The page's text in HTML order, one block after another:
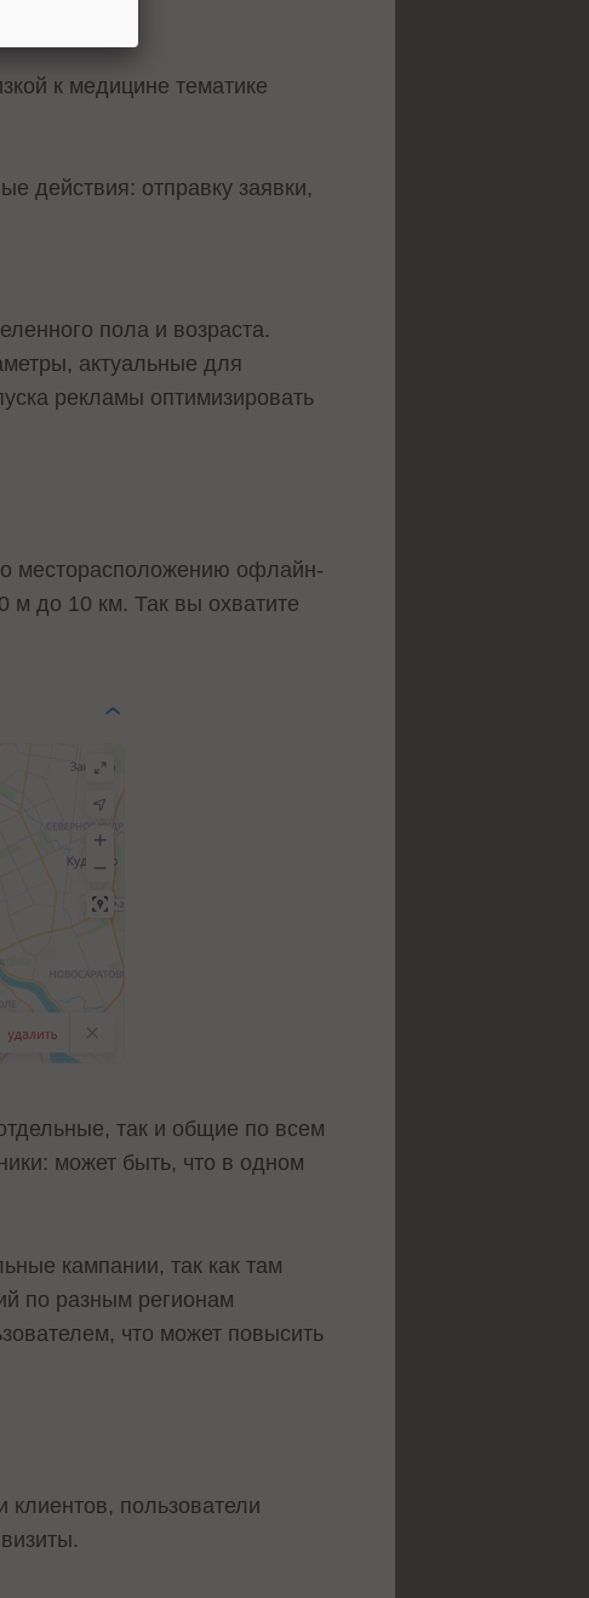
к медицине тематике
действия: отправку заявки,
пола и возраста.
актуальные для
рекламы оптимизировать
месторасположению офлайн-
м до 10 км. Так вы охватите
так и общие по всем
может быть, что в одном
кампании, так как там
по разным регионам
что может повысить
клиентов, пользователи